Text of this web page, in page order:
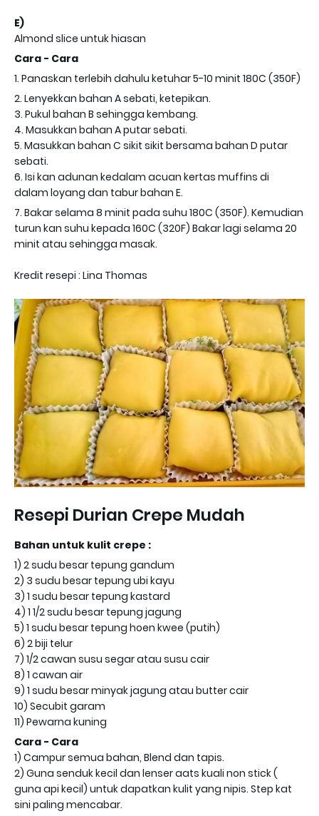
E)
Almond slice untuk hiasan
Cara - Cara
1. Panaskan terlebih dahulu ketuhar 5-10 minit 180C (350F)
2. Lenyekkan bahan A sebati, ketepikan.
3. Pukul bahan B sehingga kembang.
4. Masukkan bahan A putar sebati.
5. Masukkan bahan C sikit sikit bersama bahan D putar
sebati.
6. Isi kan adunan kedalam acuan kertas muffins di
dalam loyang dan tabur bahan E.
7. Bakar selama 8 minit pada suhu 180C (350F). Kemudian
turun kan suhu kepada 160C (320F) Bakar lagi selama 20
minit atau sehingga masak.
Kredit resepi : Lina Thomas
Resepi Durian Crepe Mudah
Bahan untuk kulit crepe :
1) 2 sudu besar tepung gandum
2) 3 sudu besar tepung ubi kayu
3) 1 sudu besar tepung kastard
4) 1 1/2 sudu besar tepung jagung
5) 1 sudu besar tepung hoen kwee (putih)
6) 2 biji telur
7) 1/2 cawan susu segar atau susu cair
8) 1 cawan air
9) 1 sudu besar minyak jagung atau butter cair
10) Secubit garam
11) Pewarna kuning
Cara - Cara
1) Campur semua bahan, Blend dan tapis.
2) Guna senduk kecil dan lenser aats kuali non stick (
guna api kecil) untuk dapatkan kulit yang nipis. Step kat
sini paling mencabar.